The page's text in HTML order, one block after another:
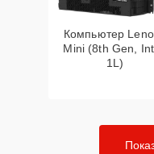
Компьютер
Mini (8th Gen,
1L)